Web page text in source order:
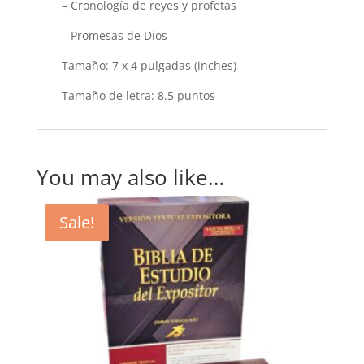
– Cronología de reyes y profetas
– Promesas de Dios
Tamaño: 7 x 4 pulgadas (inches)
Tamaño de letra: 8.5 puntos
You may also like…
Sale!